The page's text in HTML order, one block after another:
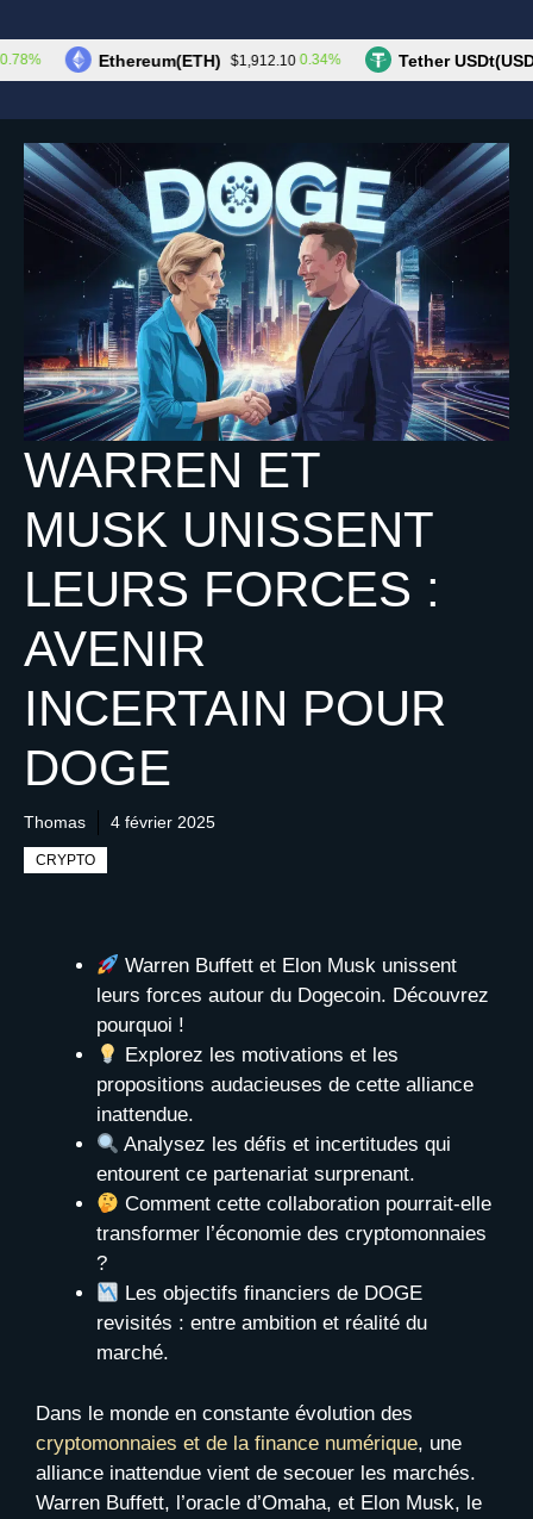
au
contenuLes Cryptos Menu
WARREN ET
MUSK UNISSENT
LEURS FORCES :
AVENIR
INCERTAIN POUR
DOGE
Thomas 4 février 2025
CRYPTO
Warren Buffett et Elon Musk unissent
leurs forces autour du Dogecoin. Découvrez
pourquoi !
Explorez les motivations et les
propositions audacieuses de cette alliance
inattendue.
Analysez les défis et incertitudes qui
entourent ce partenariat surprenant.
Comment cette collaboration pourrait-elle
transformer l’économie des cryptomonnaies
?
Les objectifs financiers de DOGE
revisités : entre ambition et réalité du
marché.
Dans le monde en constante évolution des
cryptomonnaies et de la finance numérique, une
alliance inattendue vient de secouer les marchés.
Warren Buffett, l’oracle d’Omaha, et Elon Musk, le
Ethereum(ETH) $1,912.10 0.34% Tether USDt(USDT)